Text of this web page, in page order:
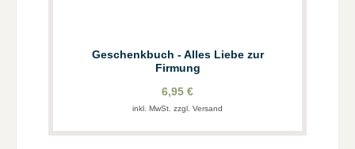
Geschenkbuch - Alles Liebe zur
Firmung
6,95 €
inkl. MwSt. zzgl. Versand